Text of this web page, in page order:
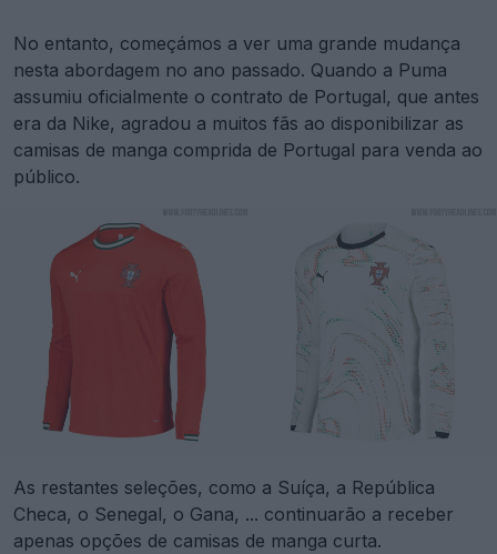
No entanto, começámos a ver uma grande mudança
nesta abordagem no ano passado. Quando a Puma
assumiu oficialmente o contrato de Portugal, que antes
era da Nike, agradou a muitos fãs ao disponibilizar as
camisas de manga comprida de Portugal para venda ao
público.
As restantes seleções, como a Suíça, a República
Checa, o Senegal, o Gana, ... continuarão a receber
apenas opções de camisas de manga curta.